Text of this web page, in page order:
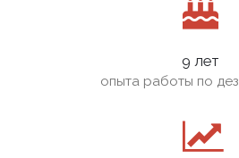
9 лет
опыта работы по